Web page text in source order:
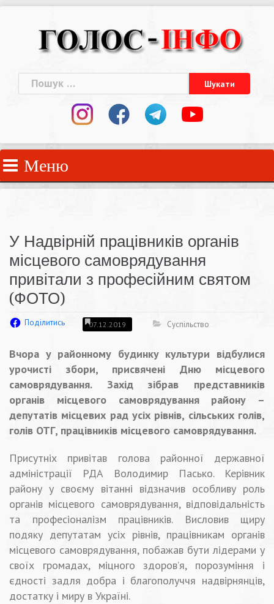
Пошук:
Меню
У Надвірній працівників органів
місцевого самоврядування
привітали з професійним святом
(ФОТО)
Поділитись 07.12.2019 Суспільство
Вчора у районному будинку культури відбулися
урочисті збори, присвячені Дню місцевого
самоврядування. Захід зібрав представників
органів місцевого самоврядування району –
депутатів місцевих рад усіх рівнів, сільських голів,
голів ОТГ, працівників місцевого самоврядування.
Присутніх привітав голова районної державної
адміністрації РДА Володимир Пасько. Керівник
району у своєму вітанні відзначив особливу роль
органів місцевого самоврядування, відповідальність
та професіоналізм працівників. Висловив щиру
подяку депутатам усіх рівнів, працівникам органів
місцевого самоврядування, побажав бути лідерами у
своїх громадах, міцного здоров’я, порозуміння і
єдності задля добра і благополуччя надвірнянців,
достатку і миру в Україні.